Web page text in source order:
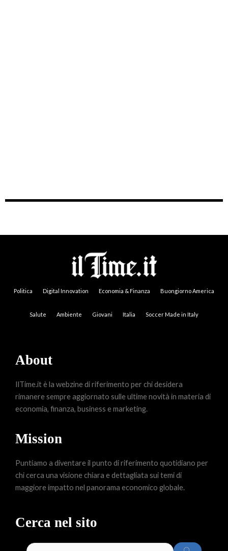
Politica Digital Innovation Economia & Finanza Buongiorno America
Salute Ambiente Giovani Italia Soccer Made in Italy
About
IlTime.it è la webzine di riferimento per chi desidera
rimanere sempre aggiornato sulle ultime novità in materia di
economia, finanza, business e marketing.
Mission
Puntiamo a diventare il punto di riferimento quotidiano per
chi cerca una visione chiara e dettagliata sui temi di
maggiore impatto nel panorama economico globale.
Cerca nel sito